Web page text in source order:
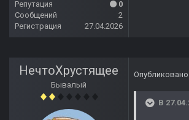
Репутация
0
Сообщений
2
Регистрация
27.04.2026
НечтоХрустящее
Бывалый
Опубликовано
В